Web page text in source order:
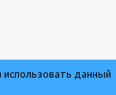
данный